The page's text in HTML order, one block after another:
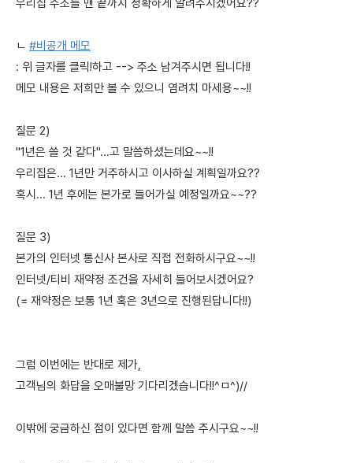
우리집 주소를 맨 끝까지 정확하게 알려주시겠어요??
ㄴ #비공개 메모
: 위 글자를 클릭!하고 --> 주소 남겨주시면 됩니다!!
메모 내용은 저희만 볼 수 있으니 염려치 마세용~~!!
질문 2)
"1년은 쓸 것 같다"...고 말씀하셨는데요~~!!
우리집은... 1년만 거주하시고 이사하실 계획일까요??
혹시... 1년 후에는 본가로 들어가실 예정일까요~~??
질문 3)
본가의 인터넷 통신사 본사로 직접 전화하시구요~~!!
인터넷/티비 재약정 조건을 자세히 들어보시겠어요?
(= 재약정은 보통 1년 혹은 3년으로 진행된답니다!!)
그럼 이번에는 반대로 제가,
고객님의 화답을 오매불망 기다리겠습니다!!^ㅁ^)//
이밖에 궁금하신 점이 있다면 함께 말씀 주시구요~~!!